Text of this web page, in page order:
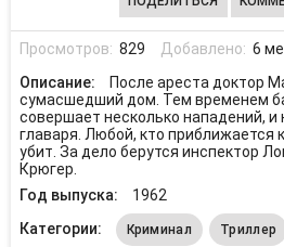
Просмотров: 829 Добавлено: 6
Описание:
После ареста доктор
сумасшедший дом. Тем временем
совершает несколько нападений, и
главаря. Любой, кто приближается
убит. За дело берутся инспектор
Крюгер.
Год выпуска:
1962
Категории:
Криминал Триллер